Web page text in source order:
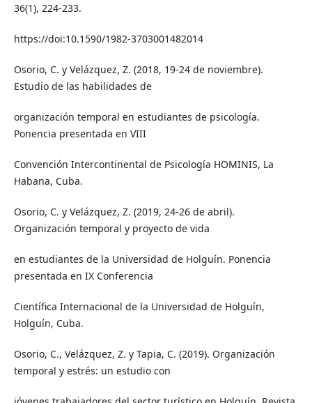
36(1), 224-233.
https://doi:10.1590/1982-3703001482014
Osorio, C. y Velázquez, Z. (2018, 19-24 de noviembre).
Estudio de las habilidades de
organización temporal en estudiantes de psicología.
Ponencia presentada en VIII
Convención Intercontinental de Psicología HOMINIS, La
Habana, Cuba.
Osorio, C. y Velázquez, Z. (2019, 24-26 de abril).
Organización temporal y proyecto de vida
en estudiantes de la Universidad de Holguín. Ponencia
presentada en IX Conferencia
Científica Internacional de la Universidad de Holguín,
Holguín, Cuba.
Osorio, C., Velázquez, Z. y Tapia, C. (2019). Organización
temporal y estrés: un estudio con